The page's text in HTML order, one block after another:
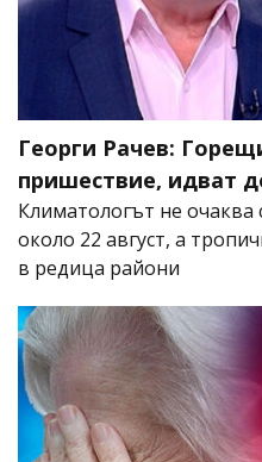
Георги Рачев:
пришествие, идват
Климатологът не
около 22 август, а
в редица райони